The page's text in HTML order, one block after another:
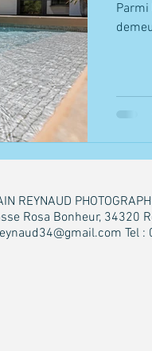
REYNAUD
Rosa Bonheur, 34320
Tel :